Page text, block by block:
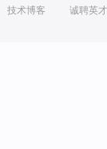
技术博客 诚聘英才